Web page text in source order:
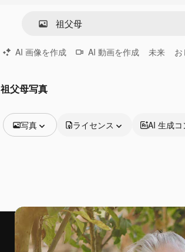
AI 画像を作成 AI 動画を作成 未来 お
祖父母写真
写真
動画
映像素材
モーショングラフィックス
動画テンプレート
ライセンス AI 生成コ